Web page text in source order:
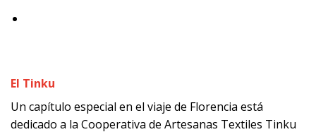
El Tinku
Un capítulo especial en el viaje de Florencia está
dedicado a la Cooperativa de Artesanas Textiles Tinku